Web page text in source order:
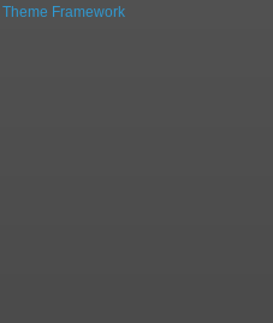
Framework